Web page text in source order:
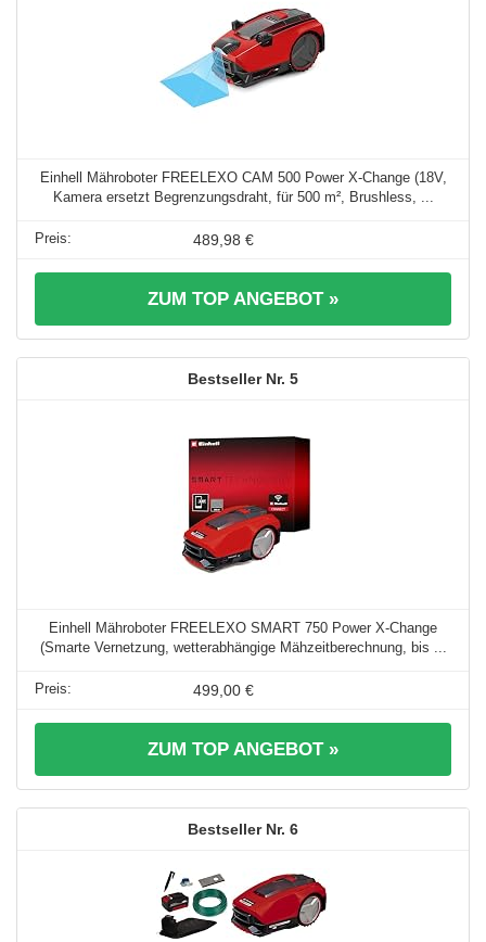
Einhell Mähroboter FREELEXO CAM 500 Power X-Change (18V,
Kamera ersetzt Begrenzungsdraht, für 500 m², Brushless, ...
489,98 €
ZUM TOP ANGEBOT »
5
Einhell Mähroboter FREELEXO SMART 750 Power X-Change
(Smarte Vernetzung, wetterabhängige Mähzeitberechnung, bis ...
499,00 €
ZUM TOP ANGEBOT »
6